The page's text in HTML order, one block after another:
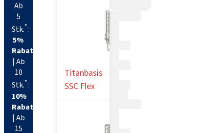
Ab
5
Stk.*:
5%
Rabatt
| Ab
10
Stk.*:
10%
Rabatt
| Ab
15
Titanbasis
SSC Flex